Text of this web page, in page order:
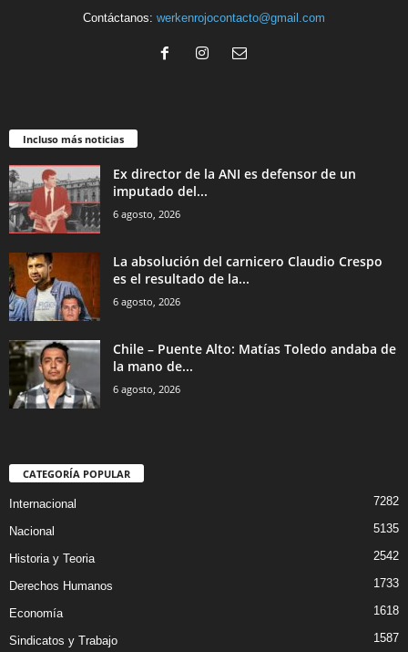
Contáctanos: werkenrojocontacto@gmail.com
Incluso más noticias
Ex director de la ANI es defensor de un
imputado del...
6 agosto, 2026
La absolución del carnicero Claudio Crespo
es el resultado de la...
6 agosto, 2026
Chile – Puente Alto: Matías Toledo andaba de
la mano de...
6 agosto, 2026
CATEGORÍA POPULAR
Internacional 7282
Nacional 5135
Historia y Teoria 2542
Derechos Humanos 1733
Economía 1618
Sindicatos y Trabajo 1587